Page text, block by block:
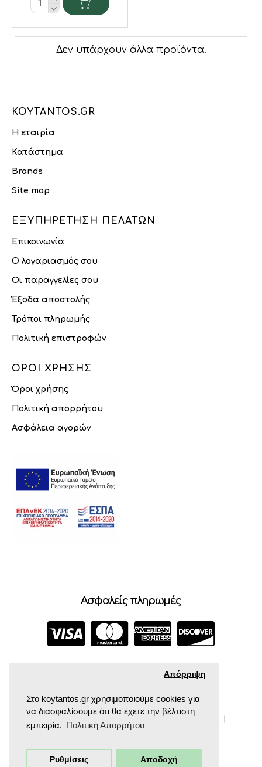
Στο koytantos.gr χρησιμοποιούμε cookies για
να διασφαλίσουμε ότι θα έχετε την βέλτιστη
εμπειρία. Πολιτική Απορρήτου
Απόρριψη
Ρυθμίσεις Αποδοχή
Δεν υπάρχουν άλλα προϊόντα.
KOYTANTOS.GR
Η εταιρία
Κατάστημα
Brands
Site map
ΕΞΥΠΗΡΈΤΗΣΗ ΠΕΛΑΤΏΝ
Επικοινωνία
Ο λογαριασμός σου
Οι παραγγελίες σου
Έξοδα αποστολής
Τρόποι πληρωμής
Πολιτική επιστροφών
ΌΡΟΙ ΧΡΉΣΗΣ
Όροι χρήσης
Πολιτική απορρήτου
Ασφάλεια αγορών
Ασφαλείς πληρωμές
COPYRIGHT © 2024 ΚΟΥΤΆΝΤΟΣ ΠΑΙΔΙΚΆ ΒΡΕΦΙΚΆ |
POWERED BY CROCONET.